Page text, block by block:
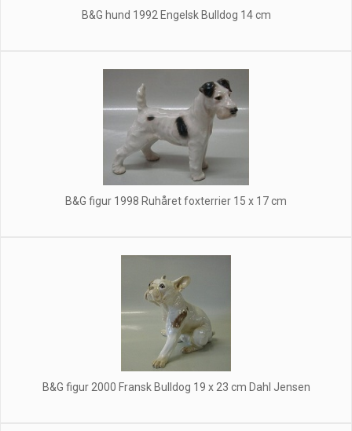
B&G hund 1992 Engelsk Bulldog 14 cm
B&G figur 1998 Ruhåret foxterrier 15 x 17 cm
B&G figur 2000 Fransk Bulldog 19 x 23 cm Dahl Jensen